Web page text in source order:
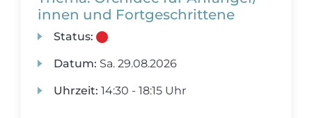
innen und Fortgeschrittene
Status:
Datum: Sa. 29.08.2026
Uhrzeit: 14:30 - 18:15 Uhr